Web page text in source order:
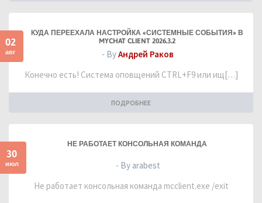
02
авг
КУДА ПЕРЕЕХАЛА НАСТРОЙКА «СИСТЕМНЫЕ СОБЫТИЯ» В
MYCHAT CLIENT 2026.3.2
- ByАндрей Раков
Конечно есть! Система оповщений CTRL+F9 или ищ[…]
ПОДРОБНЕЕ
30
июл
НЕ РАБОТАЕТ КОНСОЛЬНАЯ КОМАНДА
- By arabest
Не работает консольная команда mcclient.exe /exit